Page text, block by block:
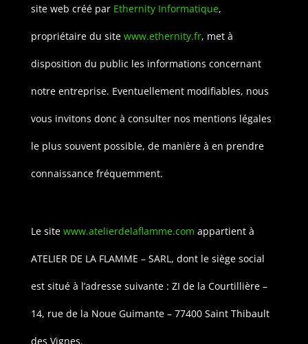
site web créé par Ethernity Informatique,
propriétaire du site www.ethernity.fr, met à
disposition du public les informations concernant
notre entreprise. Eventuellement modifiables, nous
vous invitons donc à consulter nos mentions légales
le plus souvent possible, de manière à en prendre
connaissance fréquemment.
Le site www.atelierdelaflamme.com appartient à
ATELIER DE LA FLAMME – SARL, dont le siège social
est situé à l’adresse suivante : ZI de la Courtillière –
14, rue de la Noue Guimante – 77400 Saint Thibault
des Vignes.